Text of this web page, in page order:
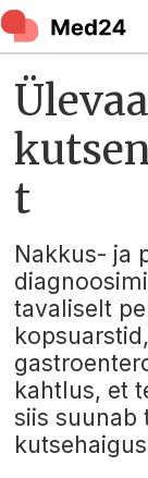
t
Nakkus- ja
tavaliselt
kahtlus, et
siis suunab